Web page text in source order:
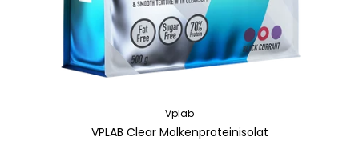
Vplab
VPLAB Clear Molkenproteinisolat